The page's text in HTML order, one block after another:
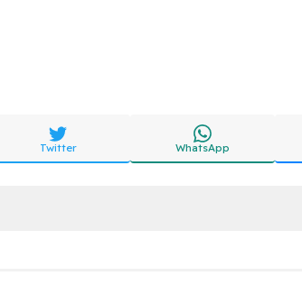
WhatsApp
Twitter